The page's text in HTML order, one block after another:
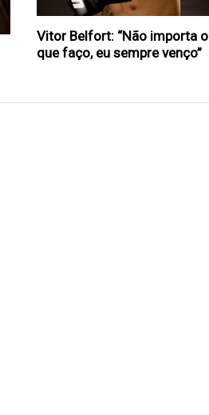
Vitor Belfort: “Não importa o
que faço, eu sempre venço”